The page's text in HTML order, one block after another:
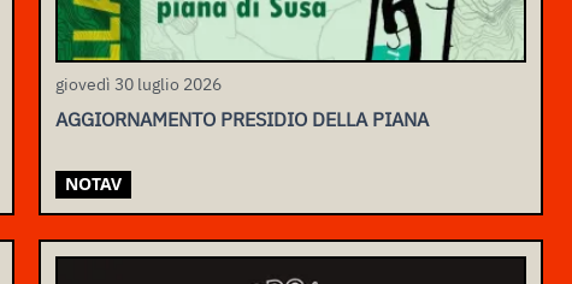
giovedì 30 luglio 2026
AGGIORNAMENTO PRESIDIO DELLA PIANA
NOTAV